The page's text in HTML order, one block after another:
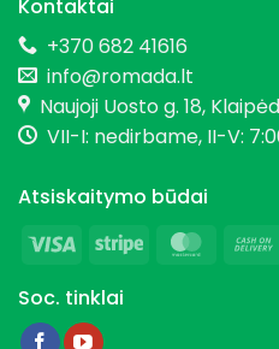
Kontaktai
+370 682 41616
info@romada.lt
Naujoji Uosto g. 18,
VII-I: nedirbame, II-V:
Atsiskaitymo būdai
Visa
Stripe
Soc. tinklai